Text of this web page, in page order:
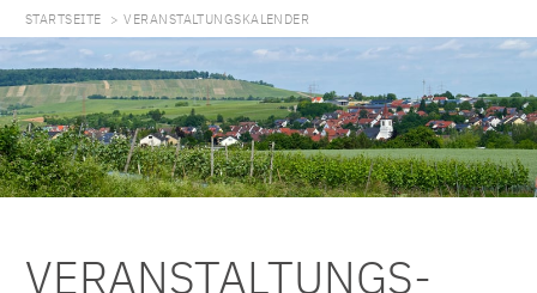
STARTSEITE > VERANSTALTUNGSKALENDER
VERANSTALTUNGS­